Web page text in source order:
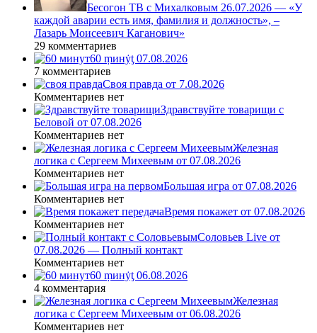
Бесогон ТВ с Михалковым 26.07.2026 — «У
каждой аварии есть имя, фамилия и должность», –
Лазарь Моисеевич Каганович»
29 комментариев
60 ṃинẏƫ 07.08.2026
7 комментариев
Своя правда от 7.08.2026
Комментариев нет
Здравствуйте товарищи с
Беловой от 07.08.2026
Комментариев нет
Железная
логика с Сергеем Михеевым от 07.08.2026
Комментариев нет
Большая игра от 07.08.2026
Комментариев нет
Время покажет от 07.08.2026
Комментариев нет
Соловьев Live от
07.08.2026 — Полный контакт
Комментариев нет
60 ṃинẏƫ 06.08.2026
4 комментария
Железная
логика с Сергеем Михеевым от 06.08.2026
Комментариев нет